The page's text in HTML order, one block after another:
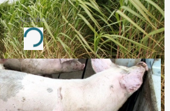
Annonce
Loading...